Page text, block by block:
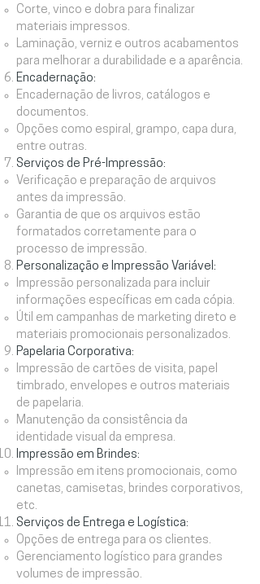
Corte, vinco e dobra para finalizar
materiais impressos.
Laminação, verniz e outros acabamentos
para melhorar a durabilidade e a aparência.
Encadernação:
Encadernação de livros, catálogos e
documentos.
Opções como espiral, grampo, capa dura,
entre outras.
Serviços de Pré-Impressão:
Verificação e preparação de arquivos
antes da impressão.
Garantia de que os arquivos estão
formatados corretamente para o
processo de impressão.
Personalização e Impressão Variável:
Impressão personalizada para incluir
informações específicas em cada cópia.
Útil em campanhas de marketing direto e
materiais promocionais personalizados.
Papelaria Corporativa:
Impressão de cartões de visita, papel
timbrado, envelopes e outros materiais
de papelaria.
Manutenção da consistência da
identidade visual da empresa.
Impressão em Brindes:
Impressão em itens promocionais, como
canetas, camisetas, brindes corporativos,
etc.
Serviços de Entrega e Logística:
Opções de entrega para os clientes.
Gerenciamento logístico para grandes
volumes de impressão.